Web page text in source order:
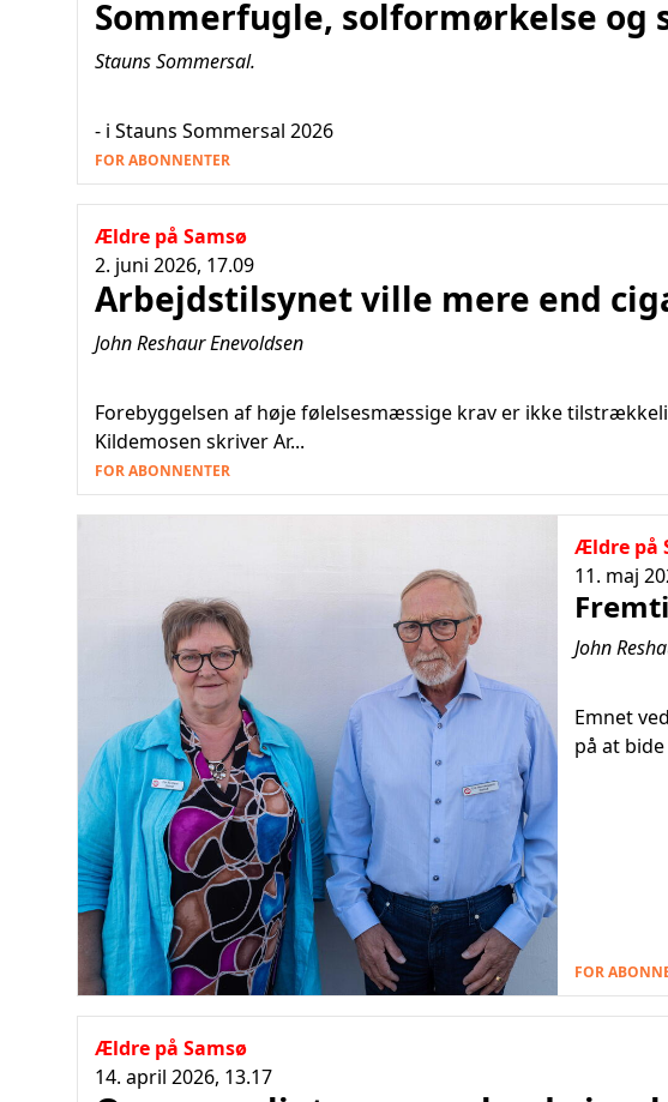
Sommerfugle, solformørkelse og
Stauns Sommersal.
- i Stauns Sommersal 2026
FOR ABONNENTER
Ældre på Samsø
2. juni 2026, 17.09
Arbejdstilsynet ville mere end
John Reshaur Enevoldsen
Forebyggelsen af høje følelsesmæssige krav er ikke
Kildemosen skriver Ar...
FOR ABONNENTER
Ældre på
11. maj
John
Emnet
på at
FOR
Ældre på Samsø
14. april 2026, 13.17